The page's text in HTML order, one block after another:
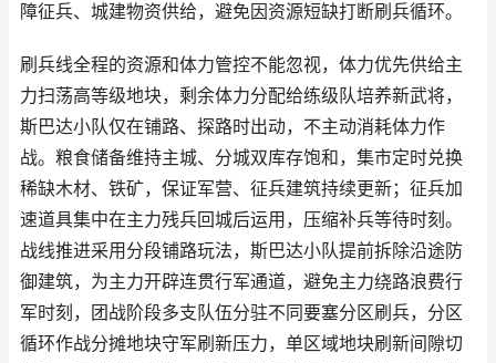
障征兵、城建物资供给，避免因资源短缺打断刷兵循环。
刷兵线全程的资源和体力管控不能忽视，体力优先供给主
力扫荡高等级地块，剩余体力分配给练级队培养新武将，
斯巴达小队仅在铺路、探路时出动，不主动消耗体力作
战。粮食储备维持主城、分城双库存饱和，集市定时兑换
稀缺木材、铁矿，保证军营、征兵建筑持续更新；征兵加
速道具集中在主力残兵回城后运用，压缩补兵等待时刻。
战线推进采用分段铺路玩法，斯巴达小队提前拆除沿途防
御建筑，为主力开辟连贯行军通道，避免主力绕路浪费行
军时刻，团战阶段多支队伍分驻不同要塞分区刷兵，分区
循环作战分摊地块守军刷新压力，单区域地块刷新间隙切